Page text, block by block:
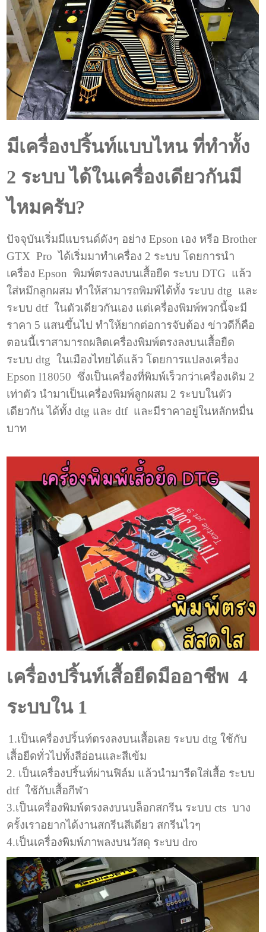
มีเครื่องปริ้นท์แบบไหน ที่ทำทั้ง
2 ระบบ ได้ในเครื่องเดียวกันมี
ไหมครับ?
ปัจจุบันเริ่มมีแบรนด์ดังๆ อย่าง Epson เอง หรือ Brother
GTX Pro ได้เริ่มมาทำเครื่อง 2 ระบบ โดยการนำ
เครื่อง Epson พิมพ์ตรงลงบนเสื้อยืด ระบบ DTG แล้ว
ใส่หมึกลูกผสม ทำให้สามารถพิมพ์ได้ทั้ง ระบบ dtg และ
ระบบ dtf ในตัวเดียวกันเอง แต่เครื่องพิมพ์พวกนี้จะมี
ราคา 5 แสนขึ้นไป ทำให้ยากต่อการจับต้อง ข่าวดีก็คือ
ตอนนี้เราสามารถผลิตเครื่องพิมพ์ตรงลงบนเสื้อยืด
ระบบ dtg ในเมืองไทยได้แล้ว โดยการแปลงเครื่อง
Epson l18050 ซึ่งเป็นเครื่องที่พิมพ์เร็วกว่าเครื่องเดิม 2
เท่าตัว นำมาเป็นเครื่องพิมพ์ลูกผสม 2 ระบบในตัว
เดียวกัน ได้ทั้ง dtg และ dtf และมีราคาอยู่ในหลักหมื่น
บาท
เครื่องปริ้นท์เสื้อยืดมืออาชีพ 4
ระบบใน 1
1.เป็นเครื่องปริ้นท์ตรงลงบนเสื้อเลย ระบบ dtg ใช้กับ
เสื้อยืดทั่วไปทั้งสีอ่อนและสีเข้ม
2. เป็นเครื่องปริ้นท์ผ่านฟิล์ม แล้วนำมารีดใส่เสื้อ ระบบ
dtf ใช้กับเสื้อกีฬา
3.เป็นเครื่องพิมพ์ตรงลงบนบล็อกสกรีน ระบบ cts บาง
ครั้งเราอยากได้งานสกรีนสีเดียว สกรีนไวๆ
4.เป็นเครื่องพิมพ์ภาพลงบนวัสดุ ระบบ dro